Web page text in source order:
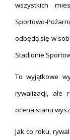
wszystkich
Sportowo-
odbędą się w
Stadionie
To wyjątkowe
rywalizacji, ale
ocena stanu
Jak co roku,